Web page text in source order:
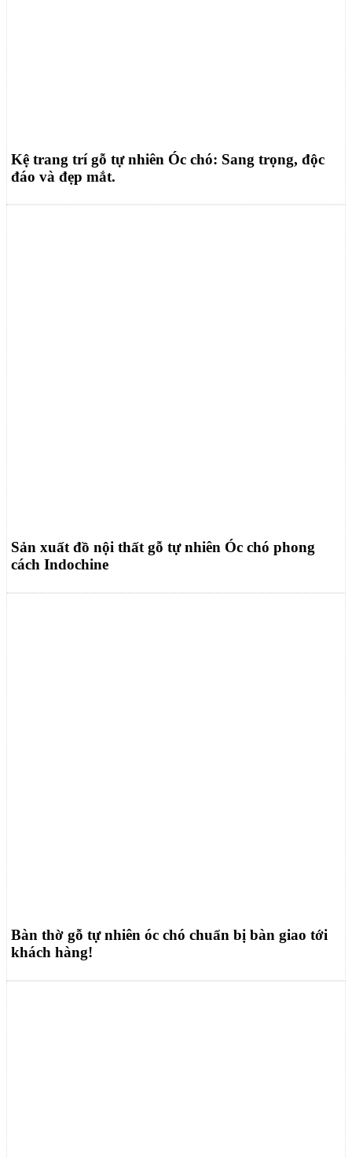
Kệ trang trí gỗ tự nhiên Óc chó: Sang trọng, độc
đáo và đẹp mắt.
Sản xuất đồ nội thất gỗ tự nhiên Óc chó phong
cách Indochine
Bàn thờ gỗ tự nhiên óc chó chuẩn bị bàn giao tới
khách hàng!